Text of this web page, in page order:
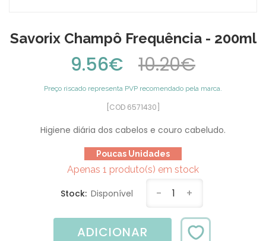
Savorix Champô Frequência - 200ml
9.56€ 10.20€
Preço riscado representa PVP recomendado pela marca.
[COD 6571430]
Higiene diária dos cabelos e couro cabeludo.
Poucas Unidades
Apenas 1 produto(s) em stock
Stock: Disponível - 1 +
ADICIONAR